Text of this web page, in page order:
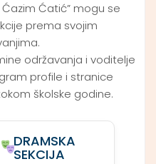
Ćazim Ćatić” mogu se
prema svojim
održavanja i voditelje
profile i stranice
školske godine.
DRAMSKA
SEKCIJA